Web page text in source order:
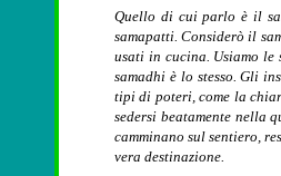
Quello di cui parlo è il
samapatti. Considerò il
usati in cucina. Usiamo le
samadhi è lo stesso. Gli
tipi di poteri, come la
sedersi beatamente nella
camminano sul sentiero,
vera destinazione.